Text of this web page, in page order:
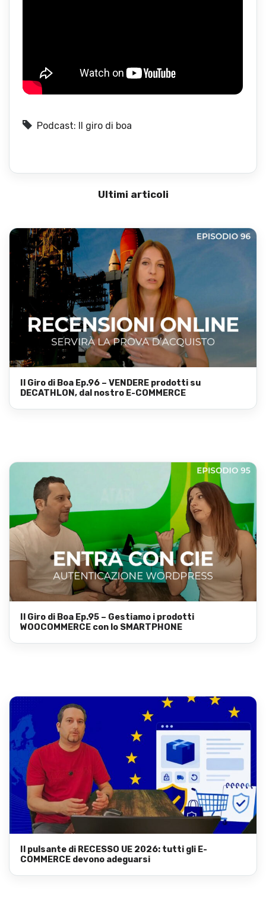
Podcast: Il giro di boa
Ultimi articoli
Il Giro di Boa Ep.96 – VENDERE prodotti su
DECATHLON, dal nostro E-COMMERCE
Il Giro di Boa Ep.95 – Gestiamo i prodotti
WOOCOMMERCE con lo SMARTPHONE
Il pulsante di RECESSO UE 2026: tutti gli E-
COMMERCE devono adeguarsi